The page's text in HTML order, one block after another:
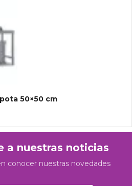
50×50 cm
a nuestras noticias
conocer nuestras novedades